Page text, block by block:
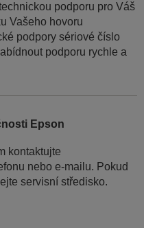
podporu pro Váš
Vašeho hovoru
podpory sériové číslo
podporu rychle a
Epson
kontaktujte
nebo e-mailu. Pokud
servisní středisko.